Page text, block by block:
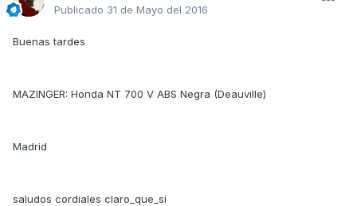
Publicado 31 de Mayo del 2016
Buenas tardes
MAZINGER: Honda NT 700 V ABS Negra (Deauville)
Madrid
saludos cordiales claro_que_si